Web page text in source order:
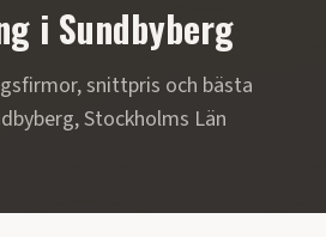
i Sundbyberg
snittpris och bästa
,Stockholms Län